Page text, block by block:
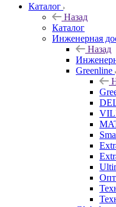
Каталог
Назад
Каталог
Инженерная
Назад
Greenline